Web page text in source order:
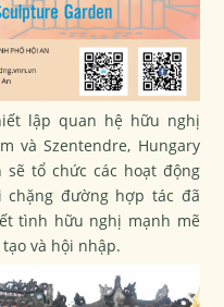
lập quan hệ hữu nghị
và Szentendre, Hungary
sẽ tổ chức các hoạt động
đường hợp tác đã
tình hữu nghị mạnh mẽ
và hội nhập.